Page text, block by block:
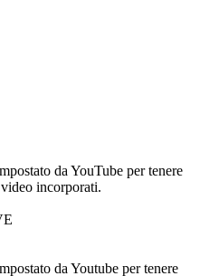
da YouTube per tenere
incorporati.
da Youtube per tenere